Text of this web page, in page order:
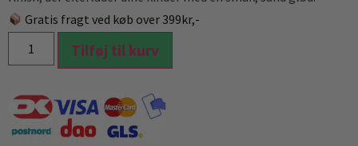
Gratis fragt ved køb over 399kr,-
Tilføj til kurv